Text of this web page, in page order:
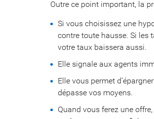
Outre ce point important, la
Si vous choisissez une
contre toute hausse. Si les
votre taux baissera aussi.
Elle signale aux agents
Elle vous permet
dépasse vos moyens.
Quand vous ferez une